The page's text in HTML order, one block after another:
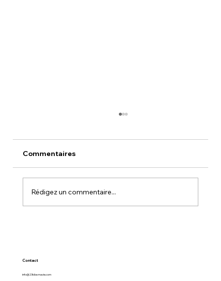
L’ATTAQUE AU HENNÉ
Commentaires
Rédigez un commentaire...
Contact
info@23kilosmavie.com